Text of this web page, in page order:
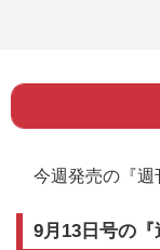
今週発売の『週
9月13日号の『